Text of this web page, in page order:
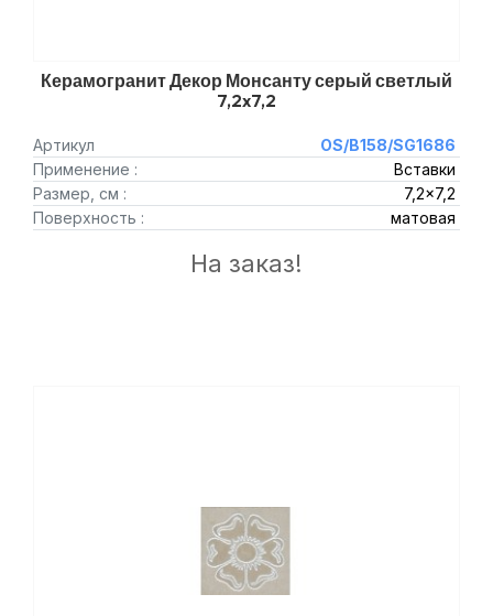
Керамогранит Декор Монсанту серый светлый
7,2x7,2
Артикул
OS/B158/SG1686
Применение :
Вставки
Размер, см :
7,2x7,2
Поверхность :
матовая
На заказ!